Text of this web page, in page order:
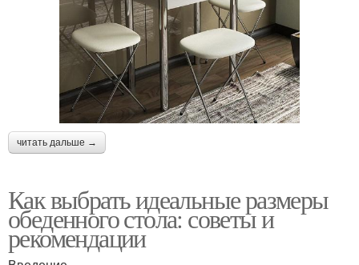
читать дальше →
Как выбрать идеальные размеры
обеденного стола: советы и
рекомендации